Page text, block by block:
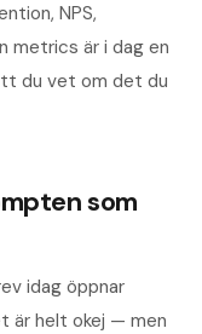
NPS,
metrics är i dag en
du vet om det du
som
idag öppnar
är helt okej — men